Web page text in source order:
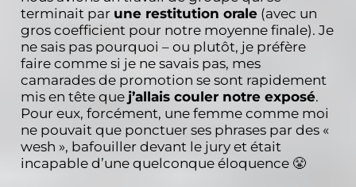
terminait par une restitution orale (avec un
gros coefficient pour notre moyenne finale). Je
ne sais pas pourquoi – ou plutôt, je préfère
faire comme si je ne savais pas, mes
camarades de promotion se sont rapidement
mis en tête que j’allais couler notre exposé.
Pour eux, forcément, une femme comme moi
ne pouvait que ponctuer ses phrases par des «
wesh », bafouiller devant le jury et était
incapable d’une quelconque éloquence 😤